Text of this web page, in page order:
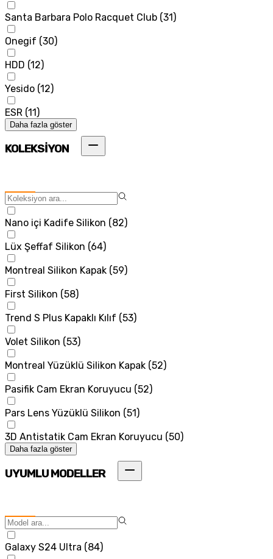
Santa Barbara Polo Racquet Club (31)
Onegif (30)
HDD (12)
Yesido (12)
ESR (11)
Daha fazla göster
KOLEKSİYON
Nano içi Kadife Silikon (82)
Lüx Şeffaf Silikon (64)
Montreal Silikon Kapak (59)
First Silikon (58)
Trend S Plus Kapaklı Kılıf (53)
Volet Silikon (53)
Montreal Yüzüklü Silikon Kapak (52)
Pasifik Cam Ekran Koruyucu (52)
Pars Lens Yüzüklü Silikon (51)
3D Antistatik Cam Ekran Koruyucu (50)
Daha fazla göster
UYUMLU MODELLER
Galaxy S24 Ultra (84)